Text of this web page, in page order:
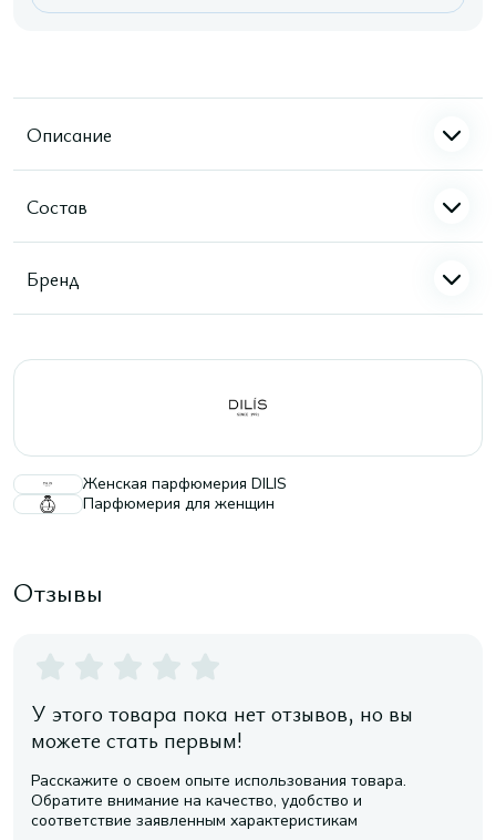
Описание
Состав
Бренд
Женская парфюмерия DILIS
Парфюмерия для женщин
Отзывы
У этого товара пока нет отзывов, но вы
можете стать первым!
Расскажите о своем опыте использования товара.
Обратите внимание на качество, удобство и
соответствие заявленным характеристикам